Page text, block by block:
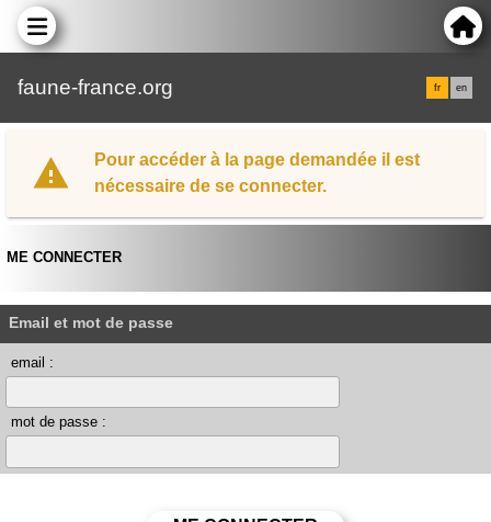
faune-france.org fr en
Pour accéder à la page demandée il est
nécessaire de se connecter.
ME CONNECTER
Email et mot de passe
email :
mot de passe :